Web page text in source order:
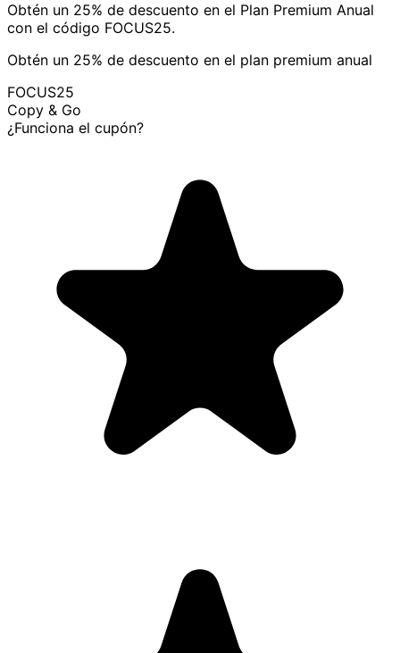
Obtén un 25% de descuento en el Plan Premium Anual
con el código FOCUS25.
Obtén un 25% de descuento en el plan premium anual
FOCUS25
Copy & Go
¿Funciona el cupón?